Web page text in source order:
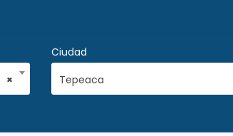
×
Ciudad
Tepeaca